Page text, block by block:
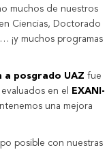
muchos de nuestros
Ciencias, Doctorado
¡y muchos programas
a posgrado UAZ fue
en el
EXANI-
una mejora
posible con nuestras